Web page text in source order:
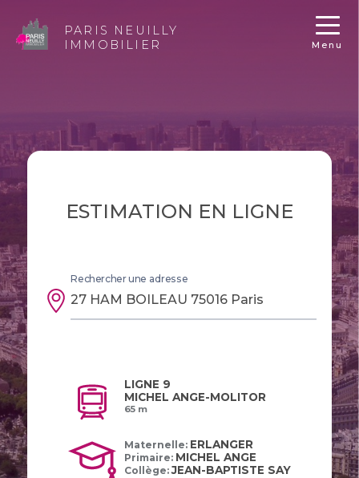
PARIS NEUILLY
IMMOBILIER
Menu
ESTIMATION EN LIGNE
Rechercher une adresse
LIGNE 9
MICHEL ANGE-MOLITOR
65 m
Maternelle: ERLANGER
Primaire: MICHEL ANGE
Collège:JEAN-BAPTISTE SAY